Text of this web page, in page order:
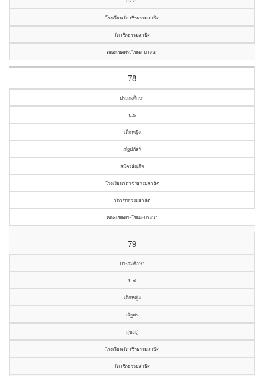
โรงเรียนวัดวชิรธรรมสาธิต
วัดวชิรธรรมสาธิต
คณะเขตพระโขนง-บางนา
78
ประถมศึกษา
ป.๖
เด็กหญิง
ณัฐปภัสร์
สมัครธัญกิจ
โรงเรียนวัดวชิรธรรมสาธิต
วัดวชิรธรรมสาธิต
คณะเขตพระโขนง-บางนา
79
ประถมศึกษา
ป.๔
เด็กหญิง
ณัฐพร
สุขอยู่
โรงเรียนวัดวชิรธรรมสาธิต
วัดวชิรธรรมสาธิต